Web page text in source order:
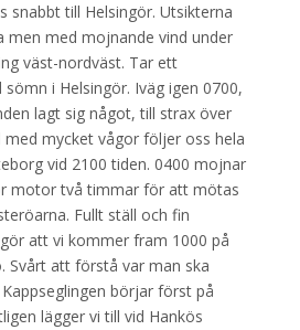
snabbt till Helsingör. Utsikterna
med mojnande vind under
väst-nordväst. Tar ett
i Helsingör. Iväg igen 0700,
lagt sig något, till strax över
med mycket vågor följer oss hela
vid 2100 tiden. 0400 mojnar
motor två timmar för att mötas
Fullt ställ och fin
att vi kommer fram 1000 på
Svårt att förstå var man ska
börjar först på
lägger vi till vid Hankös